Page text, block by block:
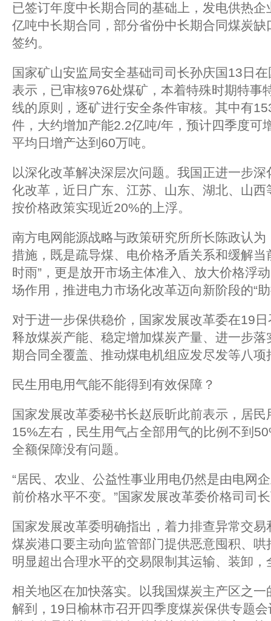
已签订年度中长期合同的基础上，发电供热
亿吨中长期合同，部分省份中长期合同煤炭
签约。
国家矿山安监局安全基础司司长孙庆国13日
表示，已审核976处煤矿，本着特殊时期特事
线的原则，逐矿进行安全条件审核。其中有
件，大约增加产能2.2亿吨/年，预计四季度可
平均日增产达到60万吨。
以深化改革解决深层次问题。我国正进一步
化改革，近日广东、江苏、山东、湖北、山
按价格政策实现近20%的上浮。
南方电网能源战略与政策研究所所长陈政认
措施，既是疏导煤、电价格矛盾关系和缓解当
时雨”，更是放开市场主体准入、放大价格浮
场作用，推进电力市场化改革迈向新阶段的“
对于进一步保供稳价，国家发展改革委在19
释放煤炭产能、稳定增加煤炭产量、进一步
期合同全覆盖、推动煤电机组应发尽发等八项
民生用电用气能不能得到有效保障？
国家发展改革委秘书长赵辰昕此前表示，居
15%左右，民生用气占全部用气的比例不到
全额保障没有问题。
“居民、农业、公益性事业用电仍然是由电网
前价格水平不变。”国家发展改革委价格司司
国家发展改革委明确指出，着力排查异常交
煤炭港口要主动向监管部门提供恶意囤积、
明显超出合理水平的交易限制其运输、装卸
相关地区在加快落实。以我国煤炭主产区之
解到，19日榆林市召开四季度煤炭保供专题